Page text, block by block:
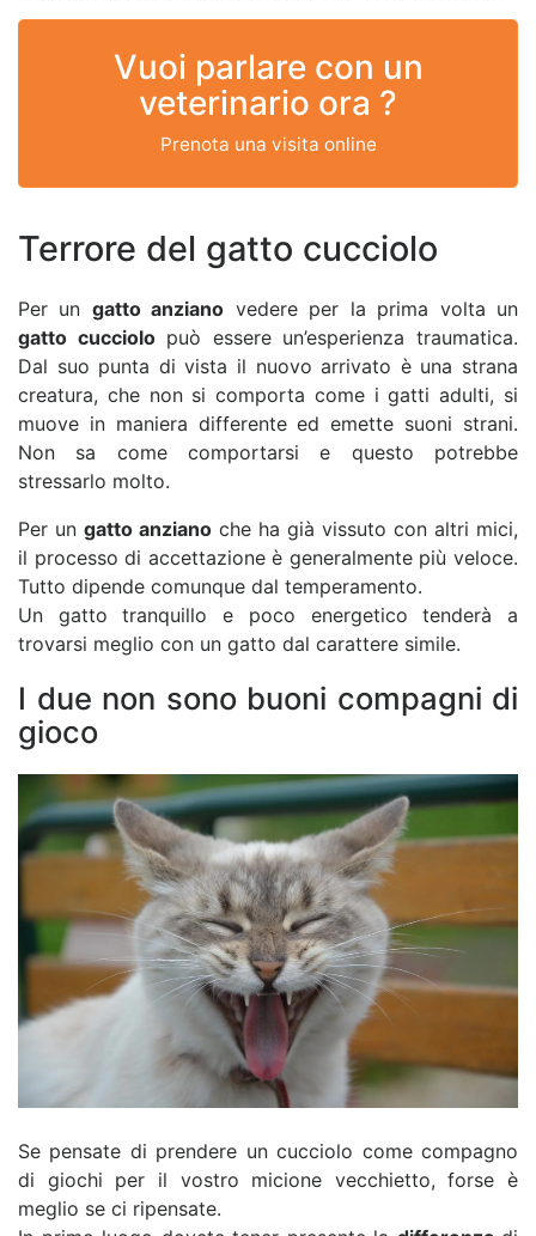
Vuoi parlare con un
veterinario ora ?
Prenota una visita online
Terrore del gatto cucciolo
Per un gatto anziano vedere per la prima volta un
gatto cucciolopuò essere un’esperienza traumatica.
Dal suo punta di vista il nuovo arrivato è una strana
creatura, che non si comporta come i gatti adulti, si
muove in maniera differente ed emette suoni strani.
Non sa come comportarsi e questo potrebbe
stressarlo molto.
Per un gatto anziano che ha già vissuto con altri mici,
il processo di accettazione è generalmente più veloce.
Tutto dipende comunque dal temperamento.
Un gatto tranquillo e poco energetico tenderà a
trovarsi meglio con un gatto dal carattere simile.
I due non sono buoni compagni di
gioco
Se pensate di prendere un cucciolo come compagno
di giochi per il vostro micione vecchietto, forse è
meglio se ci ripensate.